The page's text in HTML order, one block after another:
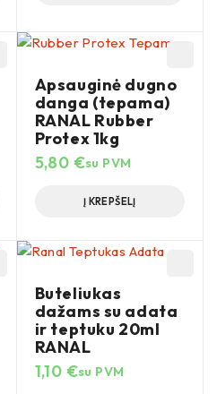
Apsauginė dugno
danga (tepama)
RANAL Rubber
Protex 1kg
5,80 €su PVM
Į KREPŠELĮ
Buteliukas
dažams su adata
ir teptuku 20ml
RANAL
1,10 €su PVM